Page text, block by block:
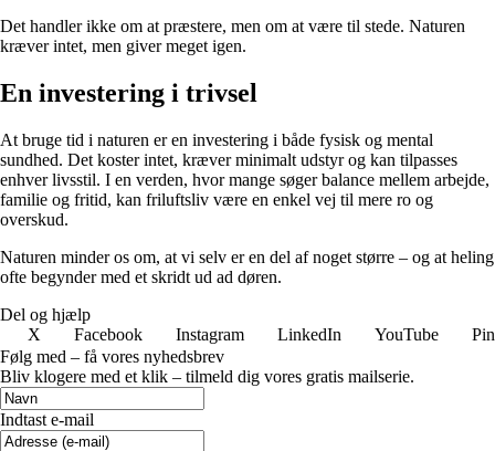
Det handler ikke om at præstere, men om at være til stede. Naturen
kræver intet, men giver meget igen.
En investering i trivsel
At bruge tid i naturen er en investering i både fysisk og mental
sundhed. Det koster intet, kræver minimalt udstyr og kan tilpasses
enhver livsstil. I en verden, hvor mange søger balance mellem arbejde,
familie og fritid, kan friluftsliv være en enkel vej til mere ro og
overskud.
Naturen minder os om, at vi selv er en del af noget større – og at heling
ofte begynder med et skridt ud ad døren.
Del og hjælp
X
Facebook Instagram LinkedIn YouTube
Følg med – få vores nyhedsbrev
Bliv klogere med et klik – tilmeld dig vores gratis mailserie.
Indtast e-mail